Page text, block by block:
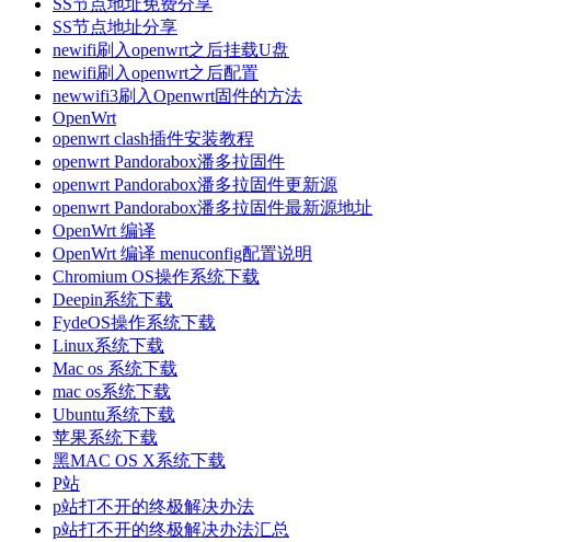
SS节点地址分享
newifi刷入openwrt之后挂载U盘
newifi刷入openwrt之后配置
newwifi3刷入Openwrt固件的方法
OpenWrt
openwrt clash插件安装教程
openwrt Pandorabox潘多拉固件
openwrt Pandorabox潘多拉固件更新源
openwrt Pandorabox潘多拉固件最新源地址
OpenWrt 编译
OpenWrt 编译 menuconfig配置说明
Chromium OS操作系统下载
Deepin系统下载
FydeOS操作系统下载
Linux系统下载
Mac os 系统下载
mac os系统下载
Ubuntu系统下载
苹果系统下载
黑MAC OS X系统下载
P站
p站打不开的终极解决办法
p站打不开的终极解决办法汇总